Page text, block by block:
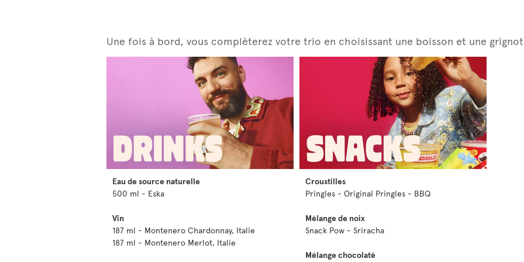
Une fois à bord, vous complèterez votre trio en choisissant une boisson et une
Eau de source naturelle
500 ml - Eska
Vin
187 ml - Montenero Chardonnay, Italie
187 ml - Montenero Merlot, Italie
Croustilles
Pringles - Original Pringles - BBQ
Mélange de noix
Snack Pow - Sriracha
Mélange chocolaté